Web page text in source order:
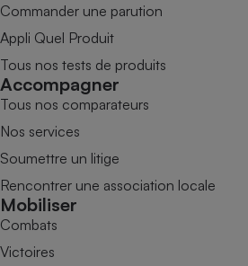
Commander une parution
Appli Quel Produit
Tous nos tests de produits
Accompagner
Tous nos comparateurs
Nos services
Soumettre un litige
Rencontrer une association locale
Mobiliser
Combats
Victoires